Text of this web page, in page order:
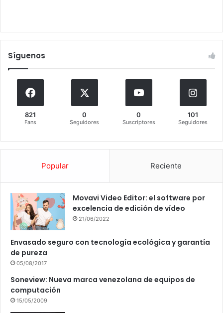
Síguenos
821
Fans
0
Seguidores
0
Suscriptores
101
Seguidores
Popular Reciente
Movavi Video Editor: el software por
excelencia de edición de vídeo
21/06/2022
Envasado seguro con tecnología ecológica y garantía
de pureza
05/08/2017
Soneview: Nueva marca venezolana de equipos de
computación
15/05/2009